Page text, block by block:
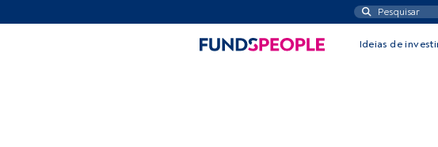
Ideias de